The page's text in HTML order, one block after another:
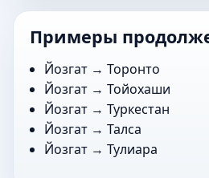
Примеры
Йозгат →Торонто
Йозгат →Тойохаши
Йозгат →Туркестан
Йозгат →Талса
Йозгат →Тулиара